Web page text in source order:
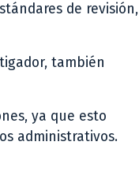
de revisión,
también
ya que esto
administrativos.